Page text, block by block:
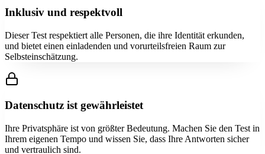
Inklusiv und respektvoll
Dieser Test respektiert alle Personen, die ihre Identität erkunden,
und bietet einen einladenden und vorurteilsfreien Raum zur
Selbsteinschätzung.
Datenschutz ist gewährleistet
Ihre Privatsphäre ist von größter Bedeutung. Machen Sie den Test in
Ihrem eigenen Tempo und wissen Sie, dass Ihre Antworten sicher
und vertraulich sind.